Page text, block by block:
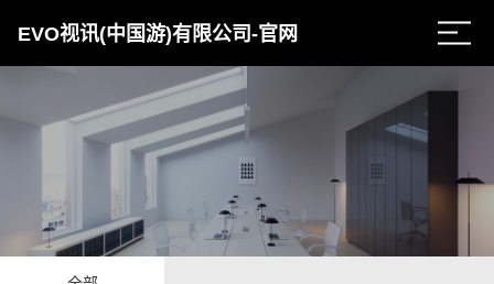
EVO视讯(中国游)有限公司-官网